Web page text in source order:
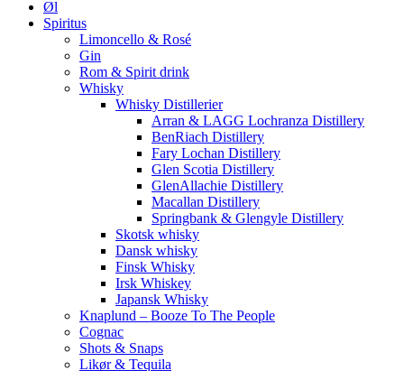
Øl
Spiritus
Limoncello & Rosé
Gin
Rom & Spirit drink
Whisky
Whisky Distillerier
Arran & LAGG Lochranza Distillery
BenRiach Distillery
Fary Lochan Distillery
Glen Scotia Distillery
GlenAllachie Distillery
Macallan Distillery
Springbank & Glengyle Distillery
Skotsk whisky
Dansk whisky
Finsk Whisky
Irsk Whiskey
Japansk Whisky
Knaplund – Booze To The People
Cognac
Shots & Snaps
Likør & Tequila